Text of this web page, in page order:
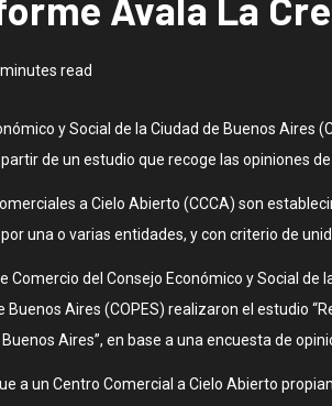
read
y Social de la Ciudad de Buenos
de un estudio que recoge las opiniones de
a Cielo Abierto (CCCA) son
una o varias entidades, y con criterio de
Comercio del Consejo Económico y Social de
Buenos Aires (COPES) realizaron el estudio
Aires”, en base a una encuesta de
a un Centro Comercial a Cielo Abierto